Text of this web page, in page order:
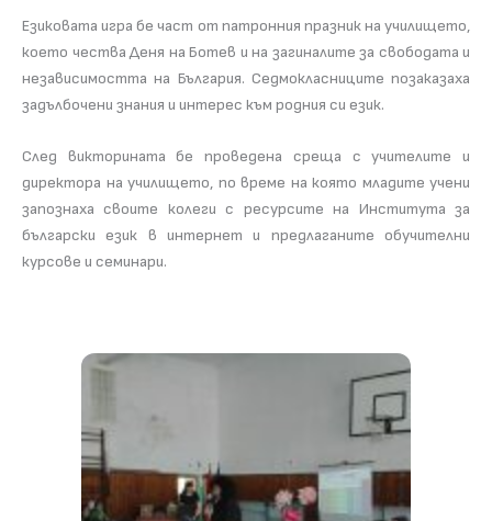
Езиковата игра бе част от патронния празник на училището,
което чества Деня на Ботев и на загиналите за свободата и
независимостта на България. Седмокласниците позаказаха
задълбочени знания и интерес към родния си език.
След викторината бе проведена среща с учителите и
директора на училището, по време на която младите учени
запознаха своите колеги с ресурсите на Института за
български език в интернет и предлаганите обучителни
курсове и семинари.